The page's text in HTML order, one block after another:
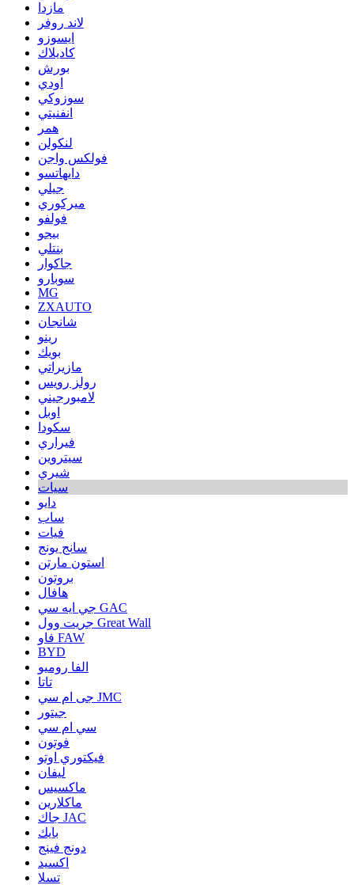
مازدا
لاند روفر
ايسوزو
كاديلاك
بورش
اودي
سوزوكي
انفنيتي
همر
لنكولن
فولكس واجن
دايهاتسو
جيلي
ميركوري
فولفو
بيجو
بنتلي
جاكوار
سوبارو
MG
ZXAUTO
شانجان
رينو
بويك
مازيراتي
رولز رويس
لامبورجيني
اوبل
سكودا
فيراري
سيتروين
شيري
سيات
دايو
ساب
فيات
سانج يونج
استون مارتن
بروتون
هافال
جي ايه سي GAC
جريت وول Great Wall
فاو FAW
BYD
الفا روميو
تاتا
جى ام سي JMC
جيتور
سي ام سي
فوتون
فيكتوري اوتو
ليفان
ماكسيس
ماكلارين
جاك JAC
بايك
دونج فينج
اكسيد
تسلا